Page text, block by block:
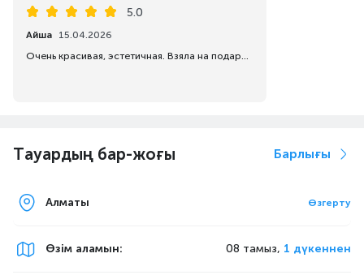
5.0
Айша
15.04.2026
Очень красивая, эстетичная. Взяла на подарок подруге. Она в восторге.
Тауардың бар-жоғы Барлығы
Алматы Өзгерту
Өзім аламын: 08 тамыз, 1 дүкеннен